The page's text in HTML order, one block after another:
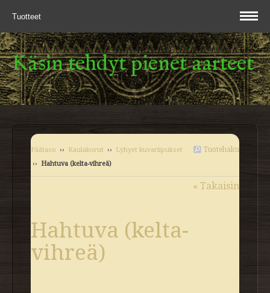
Tuotteet
Käsin tehdyt pienet aarteet
Tuotehaku
Päätaso ›› Kaulakorut ›› Lyhyet kuvariipukset
›› Hahtuva (kelta-vihreä)
« Takaisin
Hahtuva (kelta-
vihreä)